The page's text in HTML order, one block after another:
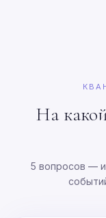
На
5 вопросов —